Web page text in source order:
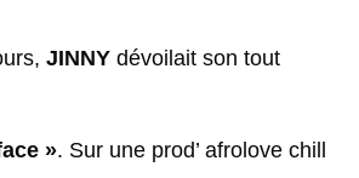
JINNY dévoilait son tout
». Sur une prod’ afrolove chill